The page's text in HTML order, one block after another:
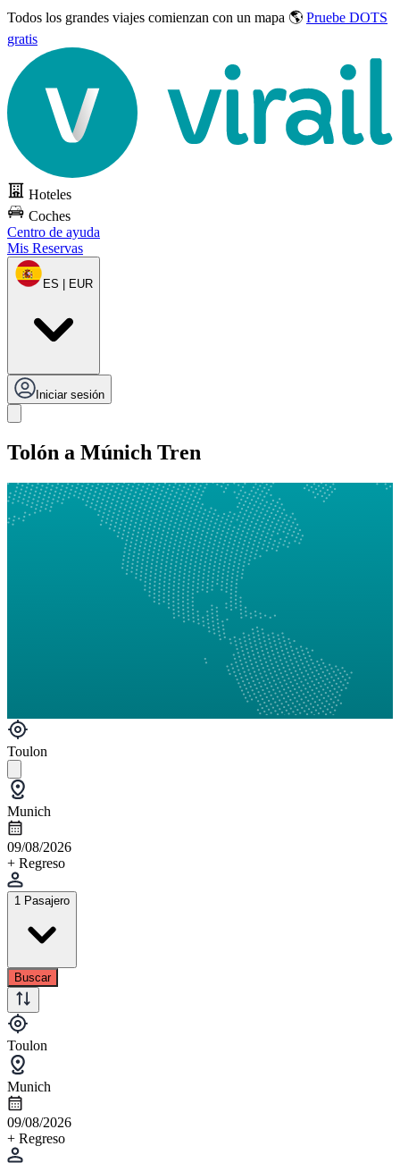
Todos los grandes viajes comienzan con un mapa 🌎 Pruebe DOTS
gratis
Hoteles
Coches
Centro de ayuda
Mis Reservas
ES | EUR
Iniciar sesión
Tolón a Múnich Tren
Toulon
Munich
09/08/2026
+ Regreso
1 Pasajero
Buscar
Toulon
Munich
09/08/2026
+ Regreso